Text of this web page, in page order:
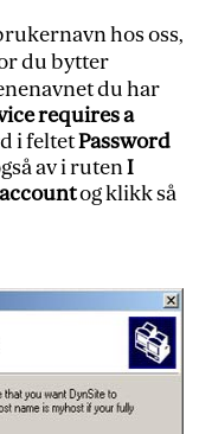
hos oss,
du bytter
du har
requires a
i feltetPassword
av i rutenI
og klikk så